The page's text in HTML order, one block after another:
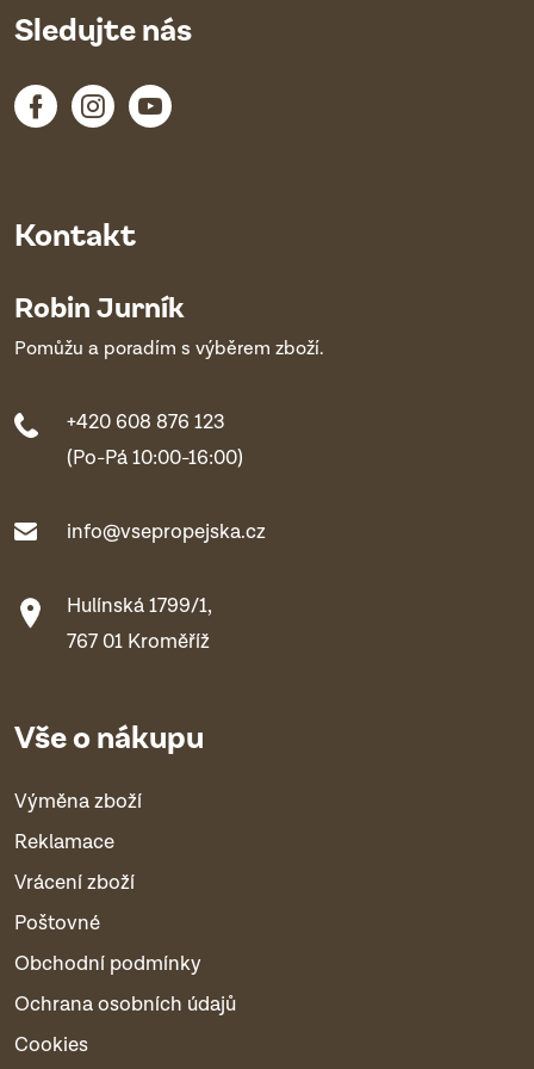
Kontakt
Robin Jurník
Pomůžu a poradím s výběrem zboží.
+420 608 876 123
(Po-Pá 10:00-16:00)
info@vsepropejska.cz
Hulínská 1799/1,
767 01 Kroměříž
Vše o nákupu
Výměna zboží
Reklamace
Vrácení zboží
Poštovné
Obchodní podmínky
Ochrana osobních údajů
Cookies
Sledujte nás